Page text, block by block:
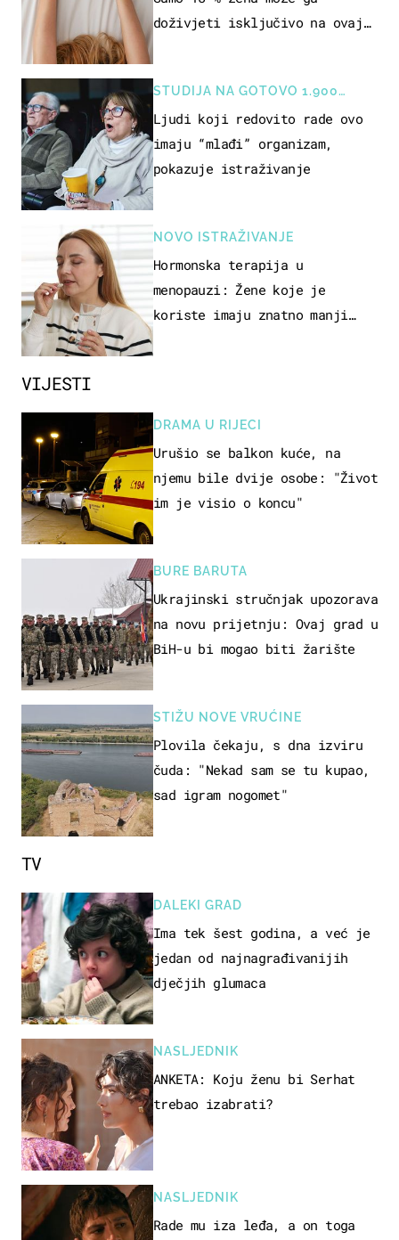
VIJESTI
DRAMA U RIJECI
Urušio se balkon kuće, na
njemu bile dvije osobe: "Život
im je visio o koncu"
BURE BARUTA
Ukrajinski stručnjak upozorava
na novu prijetnju: Ovaj grad u
BiH-u bi mogao biti žarište
STIŽU NOVE VRUĆINE
Plovila čekaju, s dna izviru
čuda: "Nekad sam se tu kupao,
sad igram nogomet"
doživjeti isključivo na ovaj
STUDIJA NA GOTOVO 1.900
OSOBA
Ljudi koji redovito rade ovo
imaju “mlađi” organizam,
pokazuje istraživanje
NOVO ISTRAŽIVANJE
Hormonska terapija u
menopauzi: Žene koje je
koriste imaju znatno manji
TV
DALEKI GRAD
Ima tek šest godina, a već je
jedan od najnagrađivanijih
dječjih glumaca
NASLJEDNIK
ANKETA: Koju ženu bi Serhat
trebao izabrati?
NASLJEDNIK
Rade mu iza leđa, a on toga